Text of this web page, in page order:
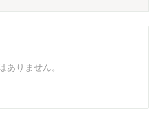
ありません。